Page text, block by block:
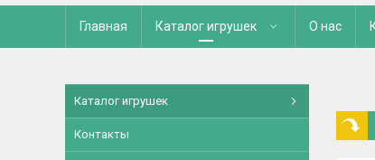
Главная Каталог игрушек О нас
Каталог игрушек
Контакты